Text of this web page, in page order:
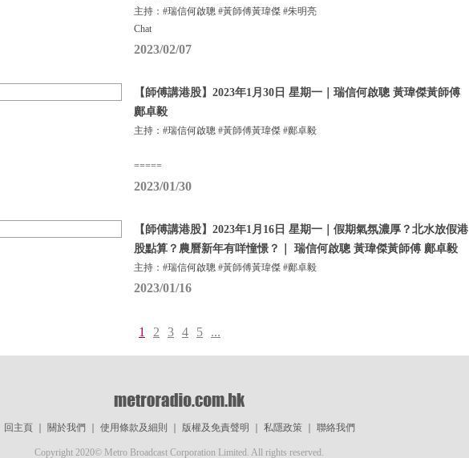
主持：#瑞信何啟聰 #黃師傅黃瑋傑 #朱明亮
Chat
2023/02/07
【師傅講港股】2023年1月30日 星期一｜瑞信何啟聰 黃瑋傑黃師傅
鄺卓毅
主持：#瑞信何啟聰 #黃師傅黃瑋傑 #鄺卓毅
=====
2023/01/30
【師傅講港股】2023年1月16日 星期一｜假期氣氛濃厚？北水放假港
股點算？農曆新年有咩憧憬？｜ 瑞信何啟聰 黃瑋傑黃師傅 鄺卓毅
主持：#瑞信何啟聰 #黃師傅黃瑋傑 #鄺卓毅
2023/01/16
1 2 3 4 5 ...
回主頁｜ 關於我們 使用條款及細則 版權及免責聲明 私隱政策｜ 聯絡我們
Copyright 2020© Metro Broadcast Corporation Limited. All rights reserved.